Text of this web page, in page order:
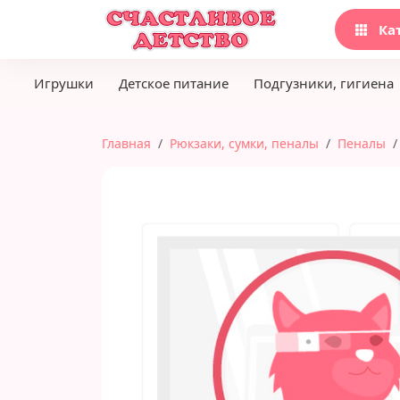
Игрушки Детское питание Подгузники, гигиена
Главная Рюкзаки, сумки, пеналы Пеналы